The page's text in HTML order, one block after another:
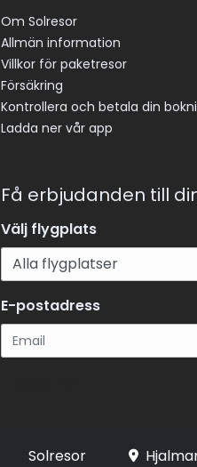
Om Solresor
Allmän information
Villkor för paketresor
Försäkring
Kontrollera och betala din
Ladda ner vår app
Få erbjudanden till
Välj flygplats
E-postadress
Solresor